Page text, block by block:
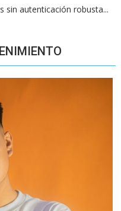
sin autenticación robusta...